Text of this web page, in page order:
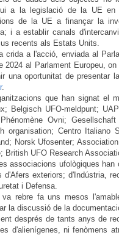
a la legislació de la UE en
de la UE a finançar la
i a establir canals
recents als Estats Units.
crida a l'acció, enviada al
2024 al Parlament Europeu,
una oportunitat de presentar
.
que han signat el
Belgisch UFO-meldpunt;
Ovni;
organisation; Centro Italiano
Norsk Ufosenter;
British UFO Research
associacions ufològiques han
d'Afers exteriors; d'Indústria,
i Defensa.
rebre fa uns mesos
la discussió de la
després de tants anys de
d'alienígenes, ni fenòmens